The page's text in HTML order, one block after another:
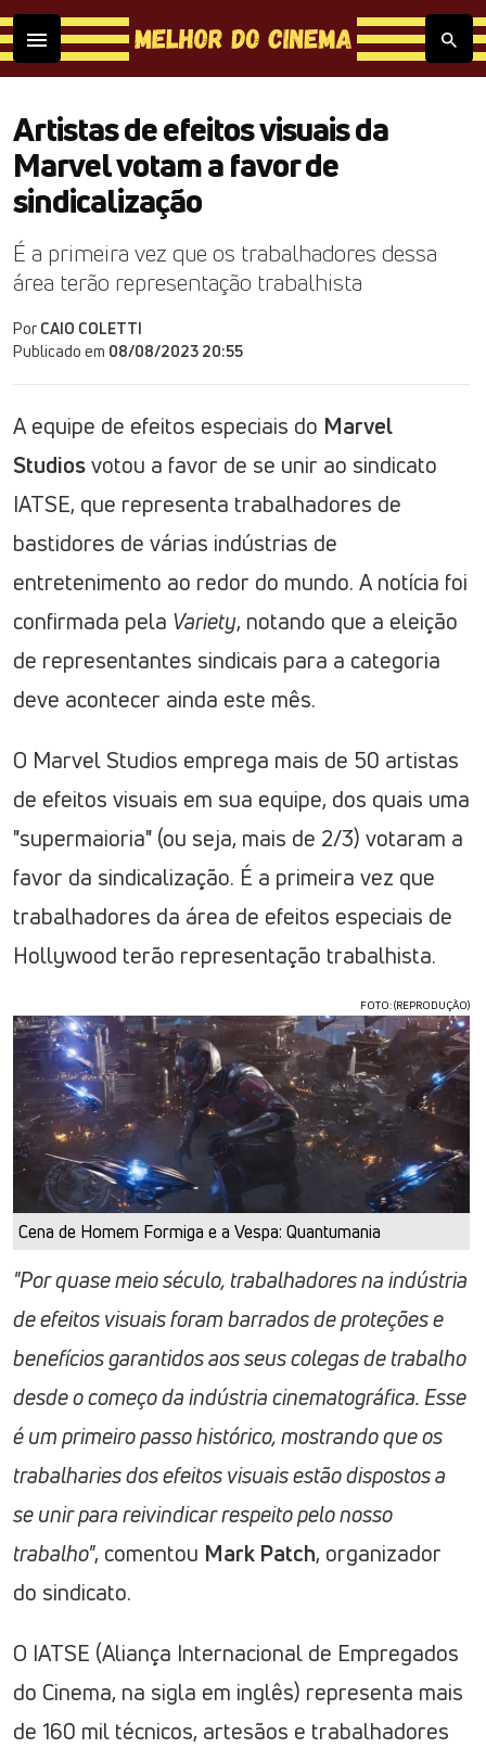
Artistas de efeitos visuais da
Marvel votam a favor de
sindicalização
É a primeira vez que os trabalhadores dessa
área terão representação trabalhista
Por CAIO COLETTI
Publicado em 08/08/2023 20:55
A equipe de efeitos especiais do Marvel
Studiosvotou a favor de se unir ao sindicato
IATSE, que representa trabalhadores de
bastidores de várias indústrias de
entretenimento ao redor do mundo. A notícia foi
confirmada pela Variety, notando que a eleição
de representantes sindicais para a categoria
deve acontecer ainda este mês.
O Marvel Studios emprega mais de 50 artistas
de efeitos visuais em sua equipe, dos quais uma
"supermaioria" (ou seja, mais de 2/3) votaram a
favor da sindicalização. É a primeira vez que
trabalhadores da área de efeitos especiais de
Hollywood terão representação trabalhista.
FOTO: (REPRODUÇÃO)
Cena de Homem Formiga e a Vespa: Quantumania
"Por quase meio século, trabalhadores na indústria
de efeitos visuais foram barrados de proteções e
benefícios garantidos aos seus colegas de trabalho
desde o começo da indústria cinematográfica. Esse
é um primeiro passo histórico, mostrando que os
trabalharies dos efeitos visuais estão dispostos a
se unir para reivindicar respeito pelo nosso
trabalho", comentou Mark Patch, organizador
do sindicato.
O IATSE (Aliança Internacional de Empregados
do Cinema, na sigla em inglês) representa mais
de 160 mil técnicos, artesãos e trabalhadores